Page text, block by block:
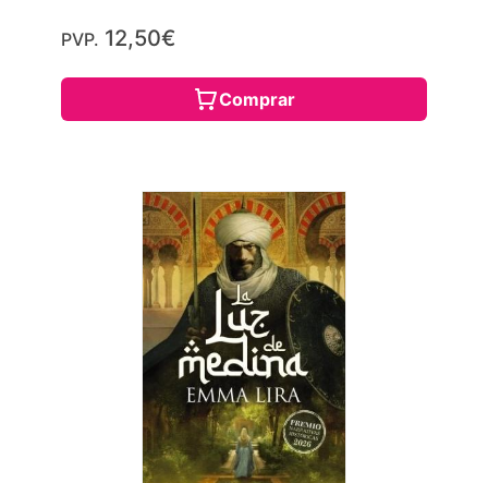
PVP. 12,50€
Comprar